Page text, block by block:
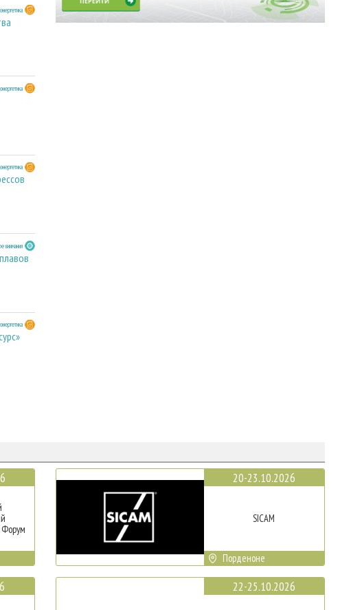
внимания
20-23.10.2026
SICAM
Порденоне
22-25.10.2026